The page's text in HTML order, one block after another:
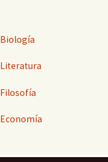
Biología
Literatura
Filosofía
Economía